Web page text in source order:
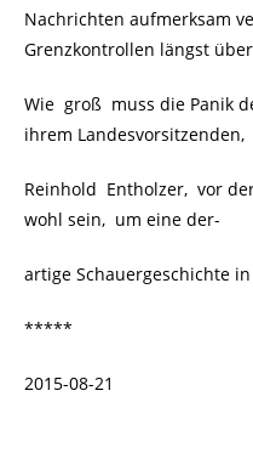
Nachrichten aufmerksam
Grenzkontrollen längst
Wie groß muss die Panik
ihrem Landesvorsitzenden,
Reinhold Entholzer, vor
wohl sein, um eine der-
artige Schauergeschichte
*****
2015-08-21